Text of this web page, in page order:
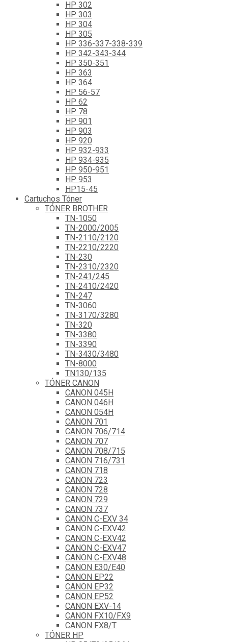
HP 302
HP 303
HP 304
HP 305
HP 336-337-338-339
HP 342-343-344
HP 350-351
HP 363
HP 364
HP 56-57
HP 62
HP 78
HP 901
HP 903
HP 920
HP 932-933
HP 934-935
HP 950-951
HP 953
HP15-45
Cartuchos Tóner
TÓNER BROTHER
TN-1050
TN-2000/2005
TN-2110/2120
TN-2210/2220
TN-230
TN-2310/2320
TN-241/245
TN-2410/2420
TN-247
TN-3060
TN-3170/3280
TN-320
TN-3380
TN-3390
TN-3430/3480
TN-8000
TN130/135
TÓNER CANON
CANON 045H
CANON 046H
CANON 054H
CANON 701
CANON 706/714
CANON 707
CANON 708/715
CANON 716/731
CANON 718
CANON 723
CANON 728
CANON 729
CANON 737
CANON C-EXV 34
CANON C-EXV42
CANON C-EXV42
CANON C-EXV47
CANON C-EXV48
CANON E30/E40
CANON EP22
CANON EP32
CANON EP52
CANON EXV-14
CANON FX10/FX9
CANON FX8/T
TÓNER HP